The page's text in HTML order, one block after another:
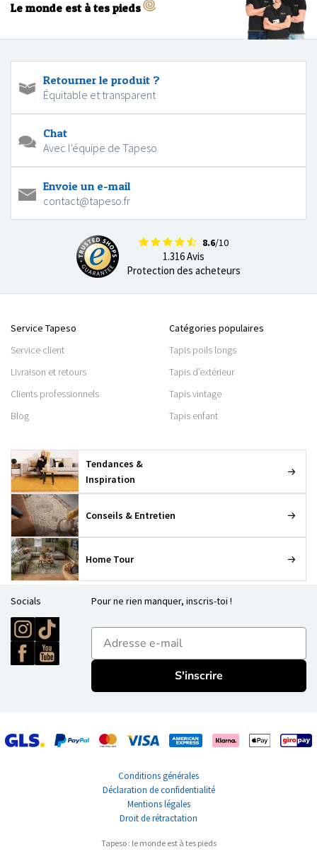
Le monde est à tes pieds
Retourner le produit ?
Équitable et transparent
Chat
Avec l'équipe de Tapeso
Envoie un e-mail
contact@tapeso.fr
8.6/10
1.316 Avis
Protection des acheteurs
Service Tapeso
Service client
Livraison et retours
Clients professionnels
Blog
Catégories populaires
Tapis poils longs
Tapis d’extérieur
Tapis vintage
Tapis enfant
Tendances &
Inspiration
Conseils & Entretien
Home Tour
Socials Pour ne rien manquer, inscris-toi !
E-mailadres
S'inscrire
Conditions générales
Déclaration de confidentialité
Mentions légales
Droit de rétractation
Tapeso : le monde est à tes pieds